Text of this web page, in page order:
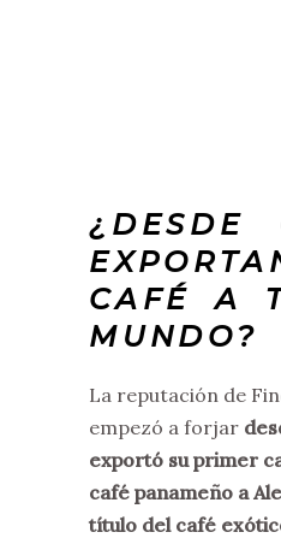
¿DESDE
CAFÉ A
MUNDO?
La reputación de
empezó a forjar
exportó su primer
café panameño a
título del café